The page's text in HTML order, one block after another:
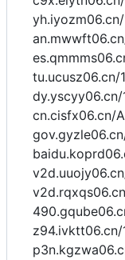
yh.iyozm06.cn/
tu.ucusz06.cn/
dy.yscyy06.cn/
cn.cisfx06.cn/
z94.ivktt06.cn/